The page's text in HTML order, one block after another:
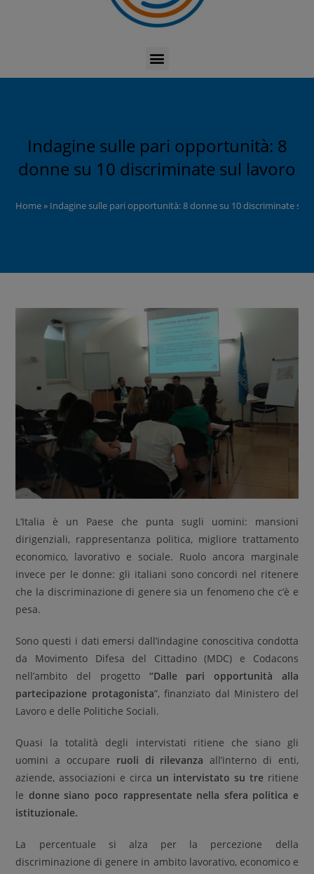
Indagine sulle pari opportunità: 8
donne su 10 discriminate sul lavoro
Home» Indagine sulle pari opportunità: 8 donne su 10 discriminate sul
L’Italia è un Paese che punta sugli uomini: mansioni
dirigenziali, rappresentanza politica, migliore trattamento
economico, lavorativo e sociale. Ruolo ancora marginale
invece per le donne: gli italiani sono concordi nel ritenere
che la discriminazione di genere sia un fenomeno che c’è e
pesa.
Sono questi i dati emersi dall’indagine conoscitiva condotta
da Movimento Difesa del Cittadino (MDC) e Codacons
nell’ambito del progetto “Dalle pari opportunità alla
partecipazione protagonista”, finanziato dal Ministero del
Lavoro e delle Politiche Sociali.
Quasi la totalità degli intervistati ritiene che siano gli
uomini a occupare ruoli di rilevanza all’interno di enti,
aziende, associazioni e circa un intervistato su treritiene
le donne siano poco rappresentate nella sfera politica e
istituzionale.
La percentuale si alza per la percezione della
discriminazione di genere in ambito lavorativo, economico e